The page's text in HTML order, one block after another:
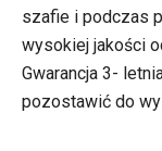
szafie i podczas
wysokiej jakości
Gwarancja 3-
pozostawić do